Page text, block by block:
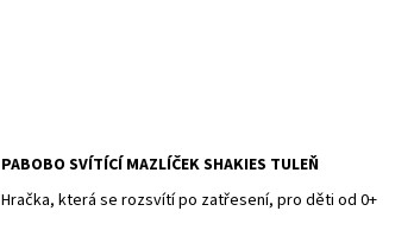
PABOBO SVÍTÍCÍ MAZLÍČEK SHAKIES TULEŇ
Hračka, která se rozsvítí po zatřesení, pro děti od 0+